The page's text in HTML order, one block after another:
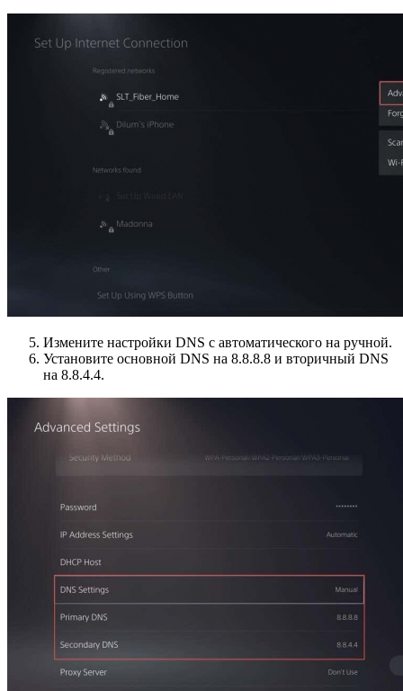
Измените настройки DNS с автоматического на ручной.
Установите основной DNS на 8.8.8.8 и вторичный DNS
на 8.8.4.4.